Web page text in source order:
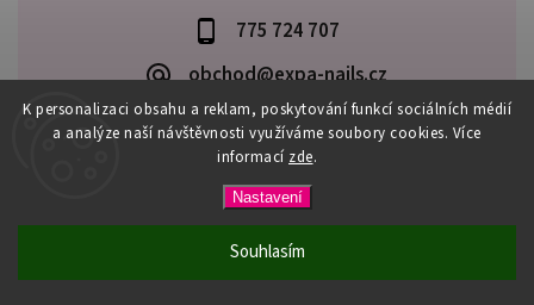
K personalizaci obsahu a reklam, poskytování funkcí sociálních médií
a analýze naší návštěvnosti využíváme soubory cookies. Více
informací zde.
Nastavení
Souhlasím
PŘI NÁKUPU NAD 600,- MÁTE DOPRAVU ZDARMA / DÁREK K
775 724 707
obchod@expa-nails.cz
Expanails.cz. Všechna práva vyhrazena.
Upravit nastavení cookies
VytvořilShoptet | Design